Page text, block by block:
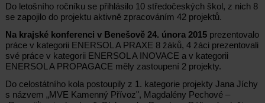
Do letošního ročníku se přihlásilo 10 středočeských škol, z nich 8
se zapojilo do projektu aktivně zpracováním 42 projektů.
Na krajské konferenci v Benešově 24. února 2015prezentovalo
práce v kategorii ENERSOL A PRAXE 8 žáků, 4 žáci prezentovali
své práce v kategorii ENERSOL A INOVACE a v kategorii
ENERSOL A PROPAGACE měly zastoupení 2 projekty.
Do celostátního kola postoupily z 1. kategorie projekty Jana Jíchy
s názvem „MVE Kamenný Přívoz", Magdalény Pechové –